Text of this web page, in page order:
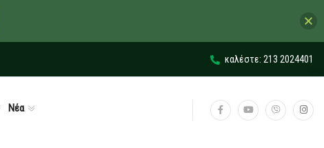
καλέστε: 213 2024401
Νέα